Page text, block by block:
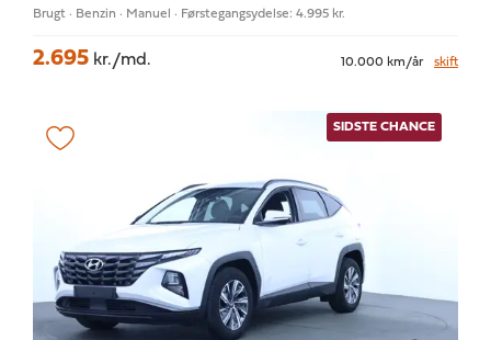
Brugt · Benzin · Manuel · Førstegangsydelse: 4.995 kr.
2.695 kr./md. 10.000 km/år skift
SIDSTE CHANCE